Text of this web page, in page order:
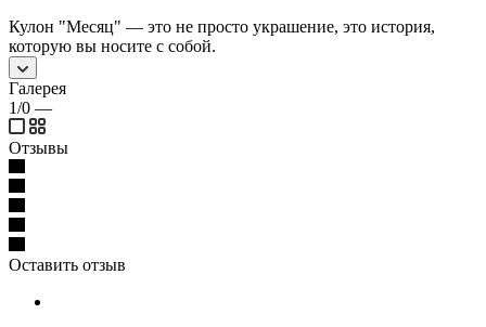
Кулон "Месяц" — это не просто украшение, это история,
которую вы носите с собой.
Галерея
1/0 —
Отзывы
Оставить отзыв